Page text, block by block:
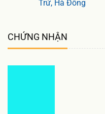
Trứ, Hà Đông
CHỨNG NHẬN